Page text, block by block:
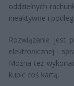
oddzielnych
nieaktywne i
Rozwiązanie jest
elektronicznej i
Można też
kupić coś kartą.